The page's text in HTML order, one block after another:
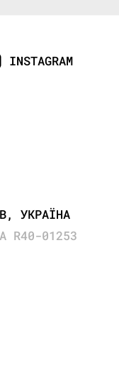
INSTAGRAM
УКРАЇНА
R40-01253